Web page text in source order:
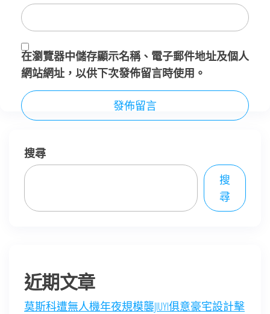
在瀏覽器中儲存顯示名稱、電子郵件地址及個人
網站網址，以供下次發佈留言時使用。
搜尋
搜
尋
近期文章
莫斯科遭無人機年夜規模襲JIUYI俱意豪宅設計擊